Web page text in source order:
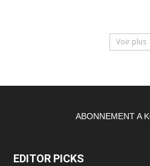
Voir plus
ABONNEMENT A
EDITOR PICKS